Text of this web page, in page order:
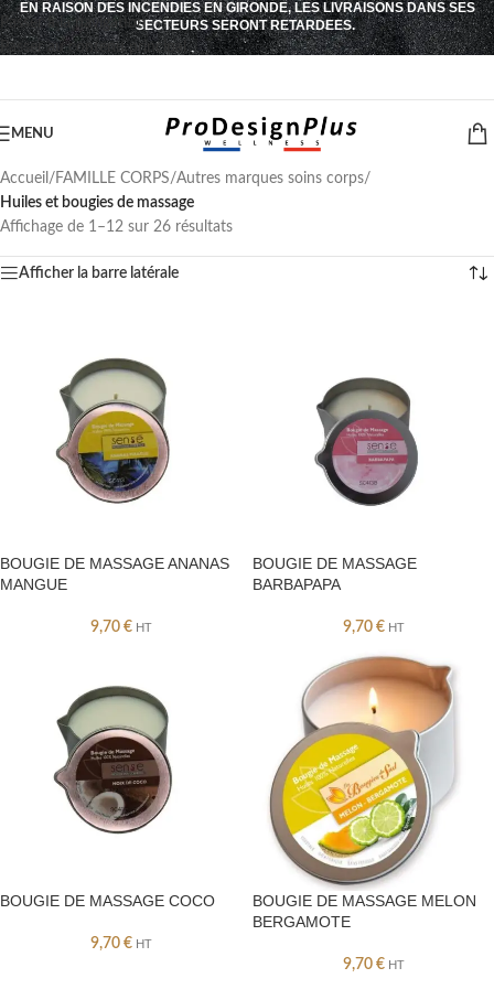
Passer à la navigation
Passer au contenu principal
EN RAISON DES INCENDIES EN GIRONDE, LES LIVRAISONS DANS SES
SECTEURS SERONT RETARDEES.
MENU
Accueil / FAMILLE CORPS/Autres marques soins corps/
Huiles et bougies de massage
Affichage de 1–12 sur 26 résultats
Afficher la barre latérale
BOUGIE DE MASSAGE ANANAS
MANGUE
9,70 € HT
BOUGIE DE MASSAGE
BARBAPAPA
9,70 € HT
BOUGIE DE MASSAGE COCO
9,70 € HT
BOUGIE DE MASSAGE MELON
BERGAMOTE
9,70 € HT